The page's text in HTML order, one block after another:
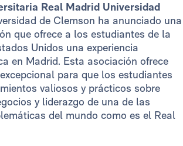
Real Madrid Universidad
de Clemson ha anunciado una
que ofrece a los estudiantes de la
Unidos una experiencia
en Madrid. Esta asociación ofrece
para que los estudiantes
valiosos y prácticos sobre
y liderazgo de una de las
del mundo como es el Real